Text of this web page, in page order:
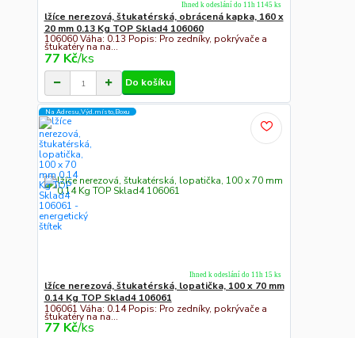
lžíce nerezová, štukatérská, obrácená kapka, 160 x
20 mm 0.13 Kg TOP Sklad4 106060
106060 Váha: 0.13 Popis: Pro zedníky, pokrývače a
štukatéry na na...
77 Kč/ks
Ihned k odeslání do 11h 1145 ks
Do košíku
Na Adresu,Výd.místo,Boxu
lžíce nerezová, štukatérská, lopatička, 100 x 70 mm
0.14 Kg TOP Sklad4 106061
106061 Váha: 0.14 Popis: Pro zedníky, pokrývače a
štukatéry na na...
77 Kč/ks
Ihned k odeslání do 11h 15 ks